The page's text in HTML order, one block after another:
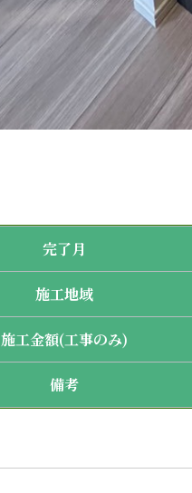
完了月
施工地域
施工金額(工事のみ)
備考